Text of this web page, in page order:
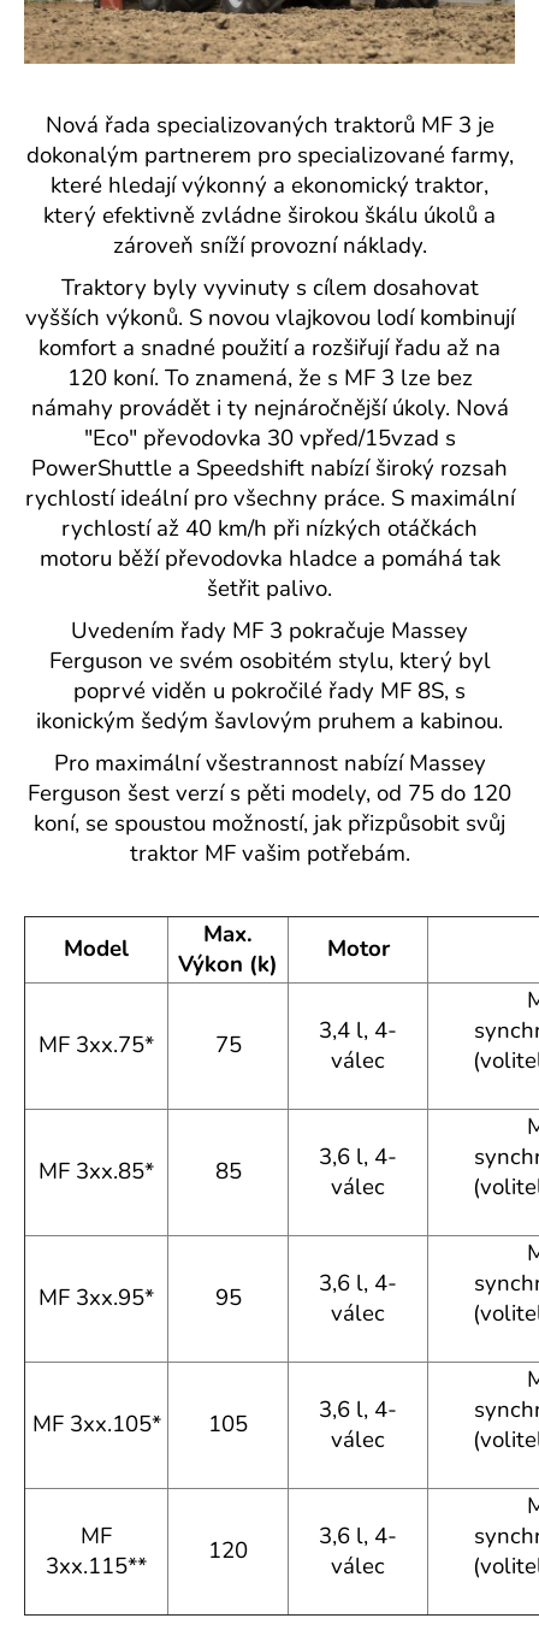
Nová řada specializovaných traktorů MF 3 je
dokonalým partnerem pro specializované farmy,
které hledají výkonný a ekonomický traktor,
který efektivně zvládne širokou škálu úkolů a
zároveň sníží provozní náklady.
Traktory byly vyvinuty s cílem dosahovat
vyšších výkonů. S novou vlajkovou lodí kombinují
komfort a snadné použití a rozšiřují řadu až na
120 koní. To znamená, že s MF 3 lze bez
námahy provádět i ty nejnáročnější úkoly. Nová
"Eco" převodovka 30 vpřed/15vzad s
PowerShuttle a Speedshift nabízí široký rozsah
rychlostí ideální pro všechny práce. S maximální
rychlostí až 40 km/h při nízkých otáčkách
motoru běží převodovka hladce a pomáhá tak
šetřit palivo.
Uvedením řady MF 3 pokračuje Massey
Ferguson ve svém osobitém stylu, který byl
poprvé viděn u pokročilé řady MF 8S, s
ikonickým šedým šavlovým pruhem a kabinou.
Pro maximální všestrannost nabízí Massey
Ferguson šest verzí s pěti modely, od 75 do 120
koní, se spoustou možností, jak přizpůsobit svůj
traktor MF vašim potřebám.
Model
Max.
Výkon (k)
Motor
MF 3xx.75* 75
3,4 l, 4-
válec
MF 3xx.85* 85
3,6 l, 4-
válec
MF 3xx.95* 95
3,6 l, 4-
válec
MF 3xx.105* 105
3,6 l, 4-
válec
MF
3xx.115**
120
3,6 l, 4-
válec
a
j
?
HLEDAT